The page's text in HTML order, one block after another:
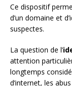
Ce dispositif
d’un domaine et
suspectes.
La question de l’
attention
longtemps
d’internet, les